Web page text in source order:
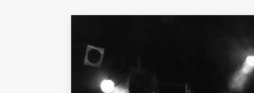
www.viveremilano.info
Fondato e diretto da Enzo De